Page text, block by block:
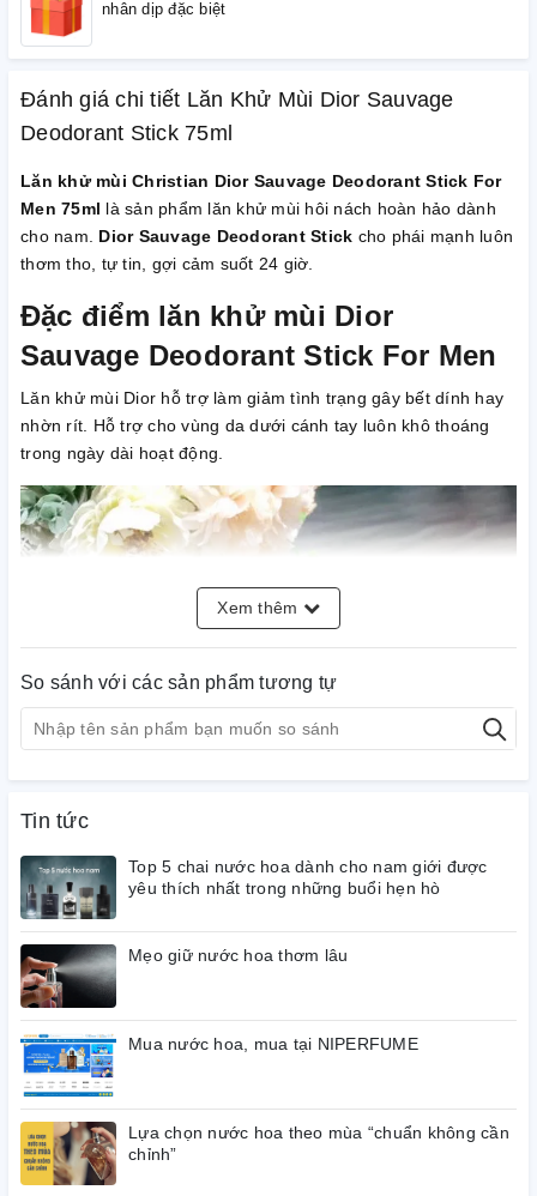
nhân dịp đặc biệt
Đánh giá chi tiết Lăn Khử Mùi Dior Sauvage
Deodorant Stick 75ml
Lăn khử mùi Christian Dior Sauvage Deodorant Stick For
Men 75ml là sản phẩm lăn khử mùi hôi nách hoàn hảo dành
cho nam. Dior Sauvage Deodorant Stick cho phái mạnh luôn
thơm tho, tự tin, gợi cảm suốt 24 giờ.
Đặc điểm lăn khử mùi Dior
Sauvage Deodorant Stick For Men
Lăn khử mùi Dior hỗ trợ làm giảm tình trạng gây bết dính hay
nhờn rít. Hỗ trợ cho vùng da dưới cánh tay luôn khô thoáng
trong ngày dài hoạt động.
Thiết kế lăn khử mùi Dior Sauvage
Deodorant Stick
Được thiết kế đơn giản, nhỏ gọn mà không kém phần sang
trọng, lịch lãm. Lăn khử mùi nước hoa của thương hiệu Dior
được thiết kế hình dáng vo tròn màu đen đầy tinh tế, trên vỏ
sản phẩm được in nổi bật tên sản phẩm cũng như tên thương
Xem thêm
So sánh với các sản phẩm tương tự
Tin tức
Top 5 chai nước hoa dành cho nam giới được
yêu thích nhất trong những buổi hẹn hò
Mẹo giữ nước hoa thơm lâu
Mua nước hoa, mua tại NIPERFUME
Lựa chọn nước hoa theo mùa “chuẩn không cần
chỉnh”